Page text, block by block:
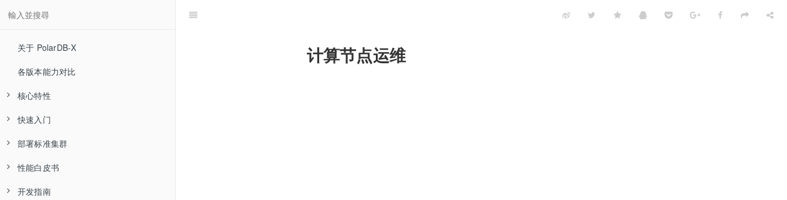
关于 PolarDB-X
各版本能力对比
核心特性
高可用和容灾
分布式事务
水平扩展
MySQL 生态兼容
快速入门
快速体验
通过 PXD 部署集群
通过 K8S 部署
部署标准集群
部署流程
软硬件配置建议
性能白皮书
集中式
开发指南
计算节点运维